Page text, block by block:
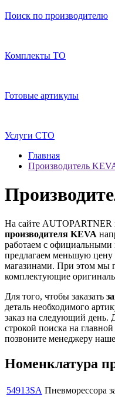
Поиск по производителю
Комплекты ТО
Готовые артикулы
Услуги СТО
Главная
Производитель
На сайте AUTOPARTNER
производителя KEVA
работаем с
предлагаем меньшую цену
магазинами. При этом мы
комплектующие
Для того, чтобы заказать
деталь необходимого
заказ на следующий день.
строкой поиска на
позвоните менеджеру
Номенклатура
54913SA Пневморессора